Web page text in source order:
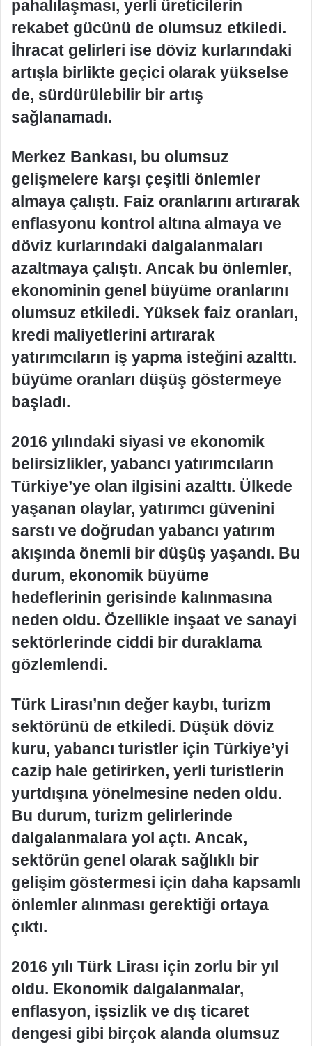
pahalılaşması, yerli üreticilerin
rekabet gücünü de olumsuz etkiledi.
İhracat gelirleri ise döviz kurlarındaki
artışla birlikte geçici olarak yükselse
de, sürdürülebilir bir artış
sağlanamadı.
Merkez Bankası, bu olumsuz
gelişmelere karşı çeşitli önlemler
almaya çalıştı. Faiz oranlarını artırarak
enflasyonu kontrol altına almaya ve
döviz kurlarındaki dalgalanmaları
azaltmaya çalıştı. Ancak bu önlemler,
ekonominin genel büyüme oranlarını
olumsuz etkiledi. Yüksek faiz oranları,
kredi maliyetlerini artırarak
yatırımcıların iş yapma isteğini azalttı.
büyüme oranları düşüş göstermeye
başladı.
2016 yılındaki siyasi ve ekonomik
belirsizlikler, yabancı yatırımcıların
Türkiye’ye olan ilgisini azalttı. Ülkede
yaşanan olaylar, yatırımcı güvenini
sarstı ve doğrudan yabancı yatırım
akışında önemli bir düşüş yaşandı. Bu
durum, ekonomik büyüme
hedeflerinin gerisinde kalınmasına
neden oldu. Özellikle inşaat ve sanayi
sektörlerinde ciddi bir duraklama
gözlemlendi.
Türk Lirası’nın değer kaybı, turizm
sektörünü de etkiledi. Düşük döviz
kuru, yabancı turistler için Türkiye’yi
cazip hale getirirken, yerli turistlerin
yurtdışına yönelmesine neden oldu.
Bu durum, turizm gelirlerinde
dalgalanmalara yol açtı. Ancak,
sektörün genel olarak sağlıklı bir
gelişim göstermesi için daha kapsamlı
önlemler alınması gerektiği ortaya
çıktı.
2016 yılı Türk Lirası için zorlu bir yıl
oldu. Ekonomik dalgalanmalar,
enflasyon, işsizlik ve dış ticaret
dengesi gibi birçok alanda olumsuz